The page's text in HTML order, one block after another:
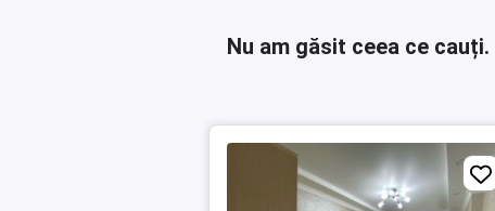
Nu am găsit ceea ce cauți.